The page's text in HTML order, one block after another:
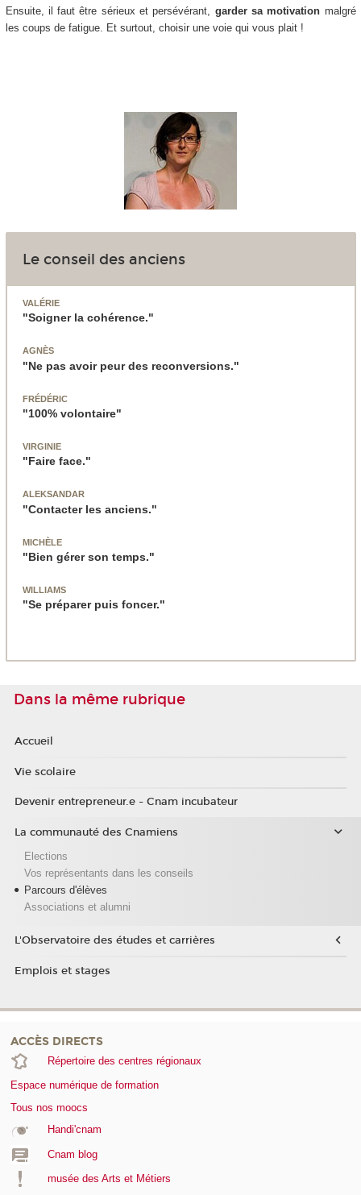
Ensuite, il faut être sérieux et persévérant, garder sa motivation malgré
les coups de fatigue. Et surtout, choisir une voie qui vous plait !
Le conseil des anciens
VALÉRIE
"Soigner la cohérence."
AGNÈS
"Ne pas avoir peur des reconversions."
FRÉDÉRIC
"100% volontaire"
VIRGINIE
"Faire face."
ALEKSANDAR
"Contacter les anciens."
MICHÈLE
"Bien gérer son temps."
WILLIAMS
"Se préparer puis foncer."
Dans la même rubrique
Accueil
Vie scolaire
Devenir entrepreneur.e - Cnam incubateur
La communauté des Cnamiens
Elections
Vos représentants dans les conseils
Parcours d'élèves
Associations et alumni
L'Observatoire des études et carrières
Emplois et stages
ACCÈS DIRECTS
Répertoire des centres régionaux
Espace numérique de formation
Tous nos moocs
Handi'cnam
Cnam blog
musée des Arts et Métiers